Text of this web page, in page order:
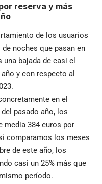
reserva y más
de los usuarios
noches que pasan en
bajada de casi el
y con respecto al
en el
pasado año, los
media 384 euros por
comparamos los meses
de este año, los
casi un 25% más que
período.